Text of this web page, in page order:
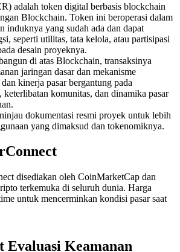
pedagang top
keuntungan dan komisi copy trading
adalah token digital berbasis blockchain
Blockchain. Token ini beroperasi dalam
induknya yang sudah ada dan dapat
seperti utilitas, tata kelola, atau partisipasi
desain proyeknya.
di atas Blockchain, transaksinya
jaringan dasar dan mekanisme
kinerja pasar bergantung pada
keterlibatan komunitas, dan dinamika pasar
dokumentasi resmi proyek untuk lebih
yang dimaksud dan tokenomiknya.
disediakan oleh CoinMarketCap dan
terkemuka di seluruh dunia. Harga
untuk mencerminkan kondisi pasar saat
Evaluasi Keamanan